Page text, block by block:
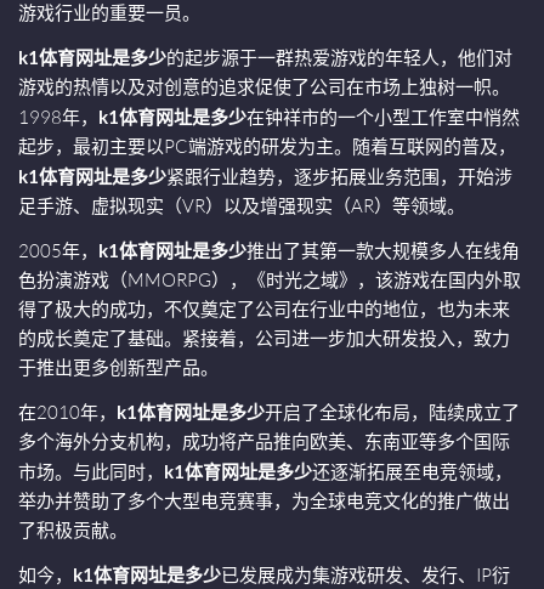
游戏行业的重要一员。
k1体育网址是多少的起步源于一群热爱游戏的年轻人，他们对
游戏的热情以及对创意的追求促使了公司在市场上独树一帜。
1998年， k1体育网址是多少在钟祥市的一个小型工作室中悄然
起步，最初主要以PC端游戏的研发为主。随着互联网的普及，
k1体育网址是多少紧跟行业趋势，逐步拓展业务范围，开始涉
足手游、虚拟现实（VR）以及增强现实（AR）等领域。
2005年， k1体育网址是多少推出了其第一款大规模多人在线角
色扮演游戏（MMORPG），《时光之域》，该游戏在国内外取
得了极大的成功，不仅奠定了公司在行业中的地位，也为未来
的成长奠定了基础。紧接着，公司进一步加大研发投入，致力
于推出更多创新型产品。
在2010年， k1体育网址是多少开启了全球化布局，陆续成立了
多个海外分支机构，成功将产品推向欧美、东南亚等多个国际
市场。与此同时， k1体育网址是多少还逐渐拓展至电竞领域，
举办并赞助了多个大型电竞赛事，为全球电竞文化的推广做出
了积极贡献。
如今， k1体育网址是多少已发展成为集游戏研发、发行、IP衍